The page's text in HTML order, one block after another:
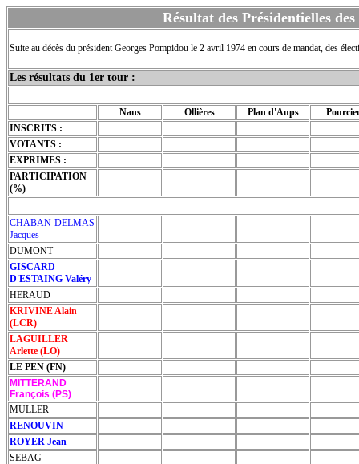
Résultat des Présidentielles
Suite au décès du président Georges Pompidou le 2 avril 1974 en cours de mandat, des
Les résultats du 1er tour :
Nans Ollières Plan d'Aups
INSCRITS :
VOTANTS :
EXPRIMES :
PARTICIPATION
(%)
CHABAN-DELMAS
Jacques
DUMONT
GISCARD
D'ESTAING Valéry
HERAUD
KRIVINE Alain
(LCR)
LAGUILLER
Arlette (LO)
LE PEN (FN)
MITTERAND
François (PS)
MULLER
RENOUVIN
ROYER Jean
SEBAG